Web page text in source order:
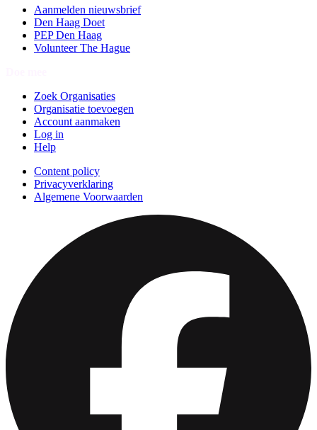
Aanmelden nieuwsbrief
Den Haag Doet
PEP Den Haag
Volunteer The Hague
Zoek Organisaties
Organisatie toevoegen
Account aanmaken
Log in
Help
Content policy
Privacyverklaring
Algemene Voorwaarden